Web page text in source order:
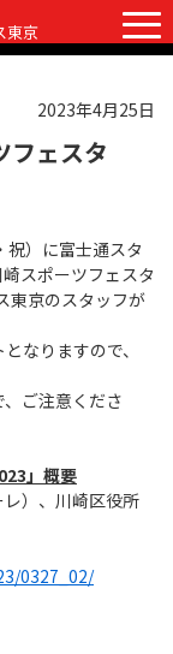
東京
観戦ガイド
2023年4月25日
フェスタ
）に富士通スタ
スポーツフェスタ
東京のスタッフが
なりますので、
ご注意くださ
」概要
）、川崎区役所
0327_02/